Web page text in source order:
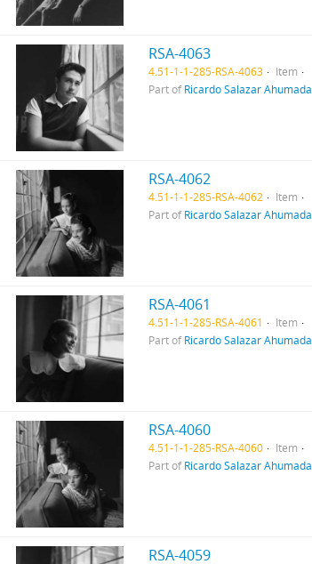
RSA-4063
4.51-1-1-285-RSA-4063
Item
Part ofRicardo Salazar Ahumada
RSA-4062
4.51-1-1-285-RSA-4062
Item
Part ofRicardo Salazar Ahumada
RSA-4061
4.51-1-1-285-RSA-4061
Item
Part ofRicardo Salazar Ahumada
RSA-4060
4.51-1-1-285-RSA-4060
Item
Part ofRicardo Salazar Ahumada
RSA-4059